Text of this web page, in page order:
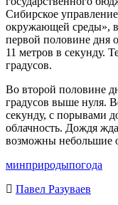
Сибирское
окружающей среды»,
первой половине дня
11 метров в секунду.
градусов.
Во второй половине
градусов выше нуля.
секунду, с порывами
облачность. Дождя
возможны небольшие
минприродыпогода
Павел Разуваев